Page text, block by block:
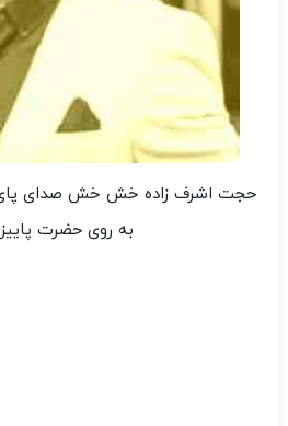
حجت اشرف زاده خش خش صدای پای
به روی حضرت